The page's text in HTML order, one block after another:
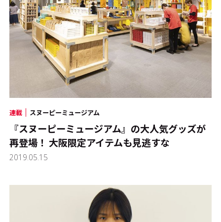
連載 スヌーピーミュージアム
『スヌーピーミュージアム』の大人気グッズが
再登場！ 大阪限定アイテムも見逃すな
2019.05.15